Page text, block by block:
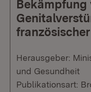
Herausgeber:
und Gesundheit
Publikationsart: